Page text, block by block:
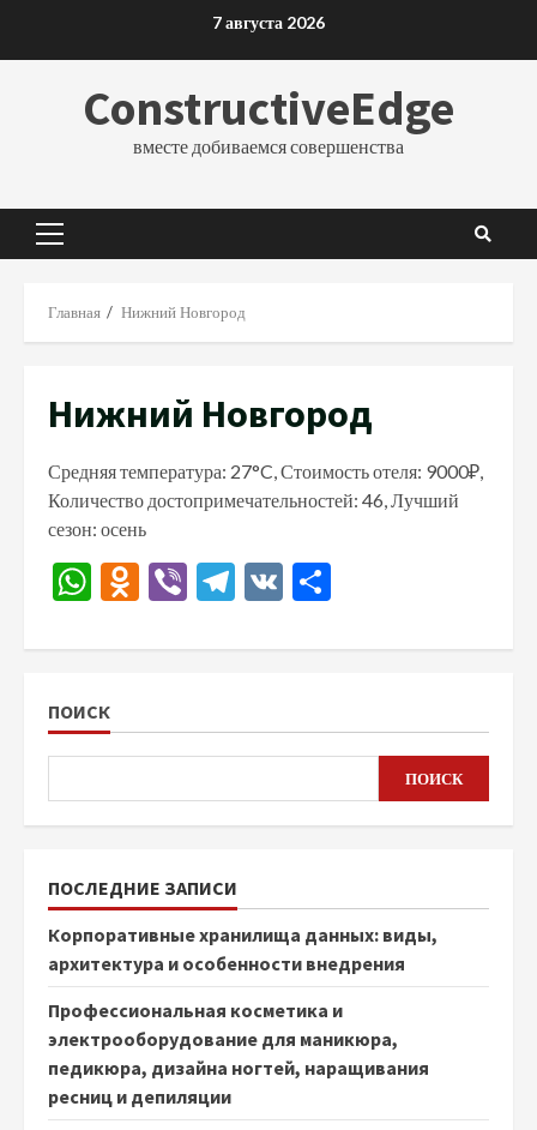
7 августа 2026
ConstructiveEdge
вместе добиваемся совершенства
Основное
Главная Нижний Новгород
Нижний Новгород
Средняя температура: 27°C, Стоимость отеля: 9000₽,
Количество достопримечательностей: 46, Лучший
сезон: осень
WhatsApp
Odnoklassniki
ViberTelegram
VK
ПОИСК
ПОИСК
ПОСЛЕДНИЕ ЗАПИСИ
Корпоративные хранилища данных: виды,
архитектура и особенности внедрения
Профессиональная косметика и
электрооборудование для маникюра,
педикюра, дизайна ногтей, наращивания
ресниц и депиляции